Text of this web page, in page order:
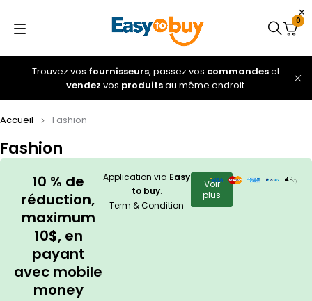
Trouvez vos fournisseurs, passez vos commandeset
vendez vos produitsau même endroit.
0
Fashion
Accueil Fashion
10 % de
réduction,
maximum
10$, en
payant
avec mobile
money
Voir
plus
Application via Easy
to buy.
Term & Condition